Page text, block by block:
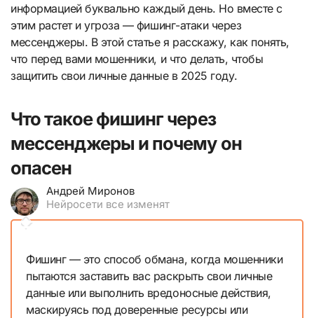
информацией буквально каждый день. Но вместе с
этим растет и угроза — фишинг-атаки через
мессенджеры. В этой статье я расскажу, как понять,
что перед вами мошенники, и что делать, чтобы
защитить свои личные данные в 2025 году.
Что такое фишинг через
мессенджеры и почему он
опасен
Андрей Миронов
Нейросети все изменят
Фишинг — это способ обмана, когда мошенники
пытаются заставить вас раскрыть свои личные
данные или выполнить вредоносные действия,
маскируясь под доверенные ресурсы или